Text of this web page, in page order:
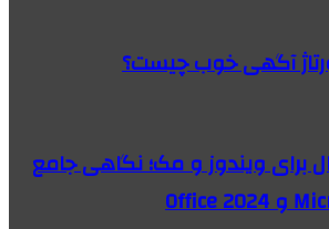
آگهی خوب چیست؟
برای ویندوز و مک؛ نگاهی جامع